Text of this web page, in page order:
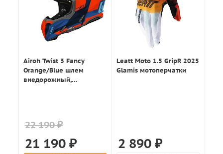
Airoh Twist 3 Fancy
Orange/Blue шлем
внедорожный,
22 190 ₽
21 190₽
Leatt Moto 1.5 GripR 2025
Glamis мотоперчатки
2 890 ₽